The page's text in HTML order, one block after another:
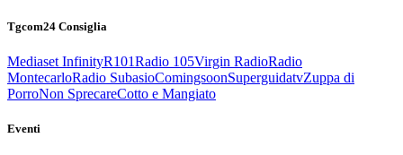
Tgcom24 Consiglia
Mediaset InfinityR101Radio 105Virgin RadioRadio
MontecarloRadio SubasioComingsoonSuperguidatvZuppa di
PorroNon SprecareCotto e Mangiato
Eventi